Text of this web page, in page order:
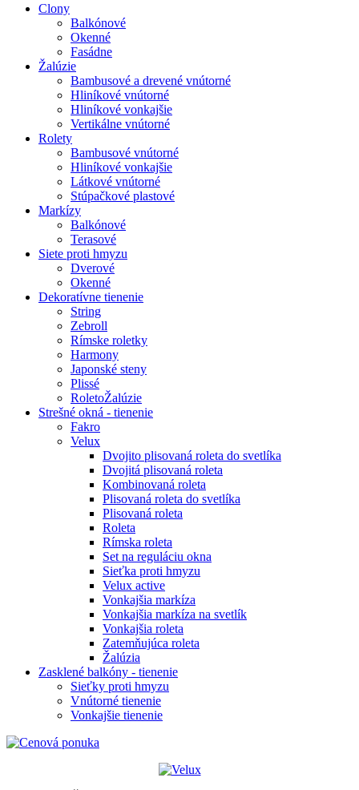
Clony
Balkónové
Okenné
Fasádne
Žalúzie
Bambusové a drevené vnútorné
Hliníkové vnútorné
Hliníkové vonkajšie
Vertikálne vnútorné
Rolety
Bambusové vnútorné
Hliníkové vonkajšie
Látkové vnútorné
Stúpačkové plastové
Markízy
Balkónové
Terasové
Siete proti hmyzu
Dverové
Okenné
Dekoratívne tienenie
String
Zebroll
Rímske roletky
Harmony
Japonské steny
Plissé
RoletoŽalúzie
Strešné okná - tienenie
Fakro
Velux
Dvojito plisovaná roleta do svetlíka
Dvojitá plisovaná roleta
Kombinovaná roleta
Plisovaná roleta do svetlíka
Plisovaná roleta
Roleta
Rímska roleta
Set na reguláciu okna
Sieťka proti hmyzu
Velux active
Vonkajšia markíza
Vonkajšia markíza na svetlík
Vonkajšia roleta
Zatemňujúca roleta
Žalúzia
Zasklené balkóny - tienenie
Sieťky proti hmyzu
Vnútorné tienenie
Vonkajšie tienenie